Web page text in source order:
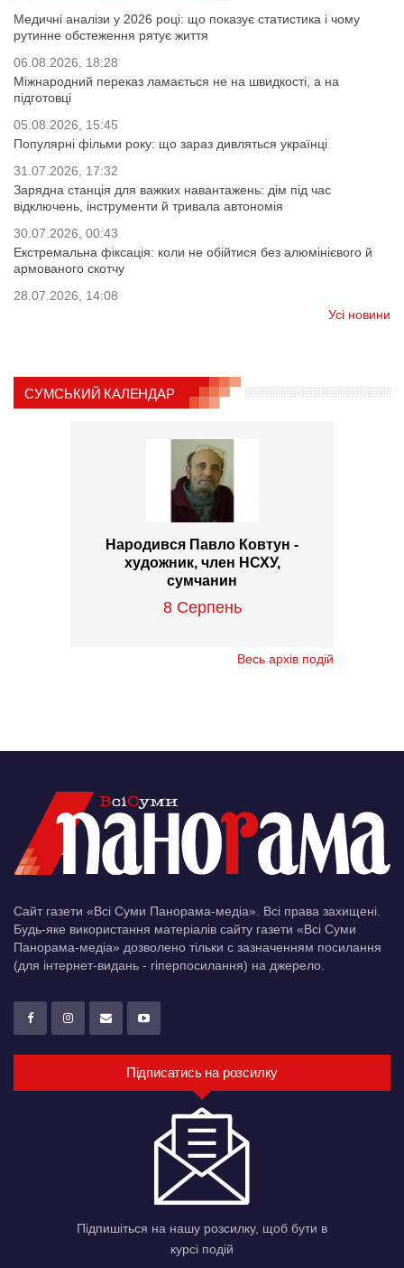
Медичні аналізи у 2026 році: що показує статистика і чому
рутинне обстеження рятує життя
06.08.2026, 18:28
Міжнародний переказ ламається не на швидкості, а на
підготовці
05.08.2026, 15:45
Популярні фільми року: що зараз дивляться українці
31.07.2026, 17:32
Зарядна станція для важких навантажень: дім під час
відключень, інструменти й тривала автономія
30.07.2026, 00:43
Екстремальна фіксація: коли не обійтися без алюмінієвого й
армованого скотчу
28.07.2026, 14:08
Усі новини
СУМСЬКИЙ КАЛЕНДАР
Народився Павло Ковтун -
художник, член НСХУ,
сумчанин
8 Серпень
Весь архів подій
Сайт газети «Всі Суми Панорама-медіа». Всі права захищені.
Будь-яке використання матеріалів сайту газети «Всі Суми
Панорама-медіа» дозволено тільки c зазначенням посилання
(для інтернет-видань - гіперпосилання) на джерело.
Підписатись на розсилку
Підпишіться на нашу розсилку, щоб бути в
курсі подій